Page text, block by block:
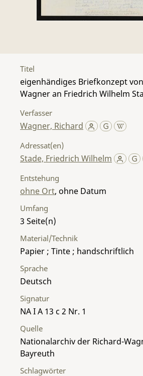
Titel
eigenhändiges Briefkonzept
Wagner an Friedrich Wilhelm
Verfasser
Wagner, Richard
Adressat(en)
Stade, Friedrich Wilhelm
Entstehung
ohne Ort, ohne Datum
Umfang
3
Material/Technik
Papier ; Tinte ; handschriftlich
Sprache
Deutsch
Signatur
NA I A 13 c 2 Nr. 1
Quelle
Nationalarchiv der Richard-
Bayreuth
Schlagwörter